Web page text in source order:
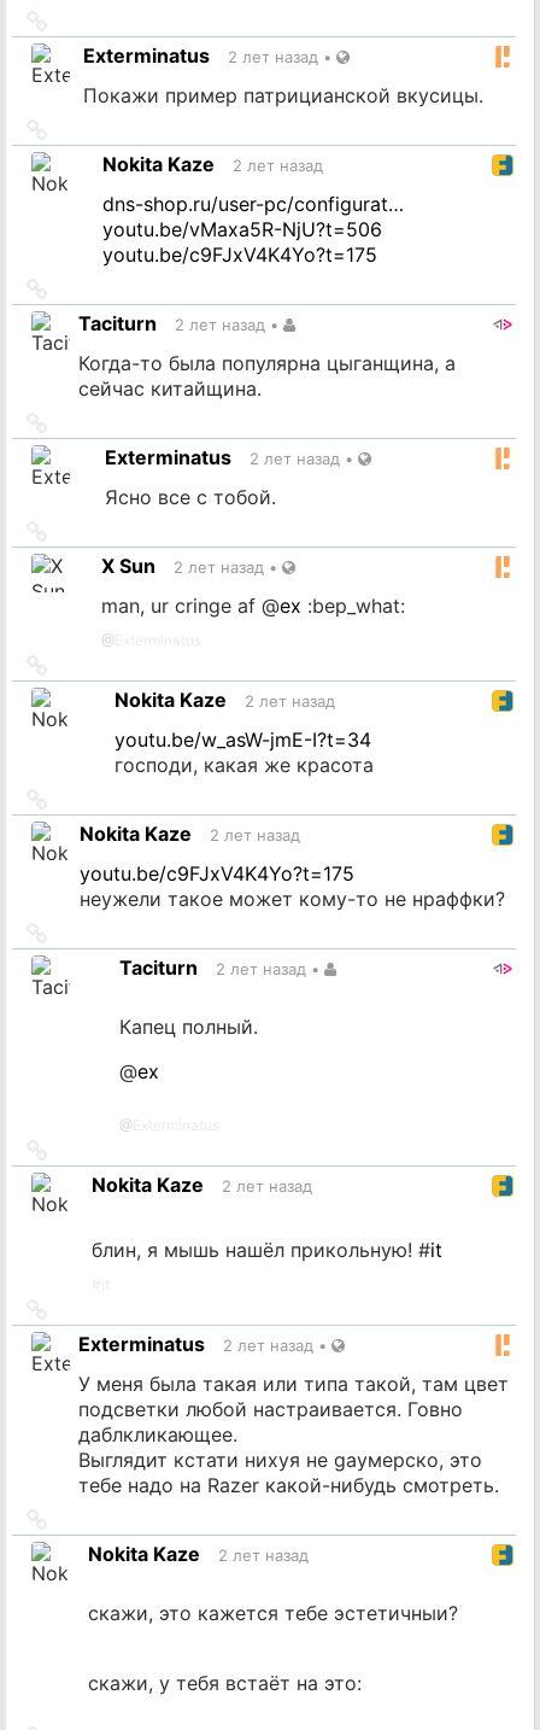
на
источникExterminatus 2 лет назад •
Покажи пример патрицианской вкусицы.
на
источникNokita Kaze 2 лет назад
dns-shop.ru/user-pc/configurat…
youtu.be/vMaxa5R-NjU?t=506
youtu.be/c9FJxV4K4Yo?t=175
на
источник
Taciturn 2 лет назад •
Когда-то была популярна цыганщина, а
сейчас китайщина.
на
источникExterminatus 2 лет назад •
Ясно все с тобой.
на
источникX Sun 2 лет назад •
man, ur cringe af @ex :bep_what:
@
на
источникNokita Kaze 2 лет назад
youtu.be/w_asW-jmE-I?t=34
господи, какая же красота
на
источник
Nokita Kaze 2 лет назад
youtu.be/c9FJxV4K4Yo?t=175
неужели такое может кому-то не нраффки?
на
источникTaciturn 2 лет назад •
Капец полный.
@ex
@
на
источникNokita Kaze 2 лет назад
блин, я мышь нашёл прикольную! #it
на
источник
Exterminatus 2 лет назад •
У меня была такая или типа такой, там цвет
подсветки любой настраивается. Говно
даблкликающее.
Выглядит кстати нихуя не gayмерско, это
тебе надо на Razer какой-нибудь смотреть.
на
источникNokita Kaze 2 лет назад
скажи, это кажется тебе эстетичныи?
скажи, у тебя встаёт на это: